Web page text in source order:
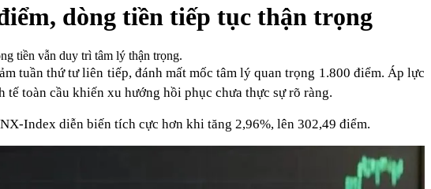
dòng tiền tiếp tục thận trọng
tiền vẫn duy trì tâm lý thận trọng.
tuần thứ tư liên tiếp, đánh mất mốc tâm lý quan trọng 1.800 điểm. Áp lực
toàn cầu khiến xu hướng hồi phục chưa thực sự rõ ràng.
Index diễn biến tích cực hơn khi tăng 2,96%, lên 302,49 điểm.